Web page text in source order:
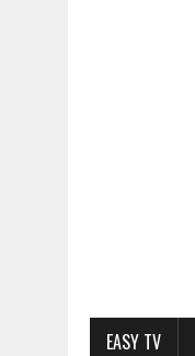
EASY TV